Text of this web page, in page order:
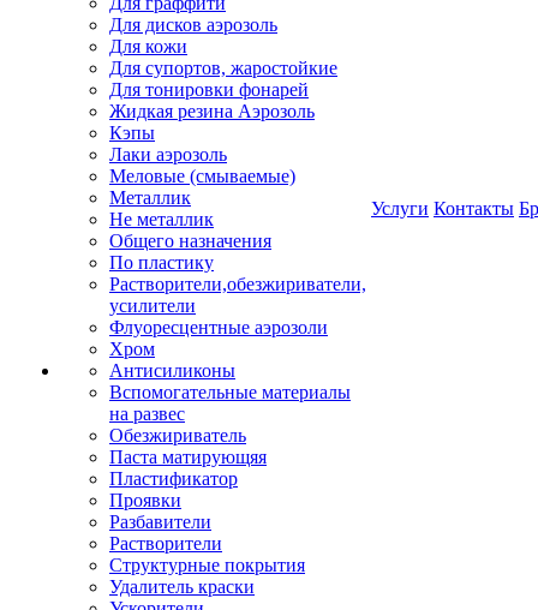
Для дисков аэрозоль
Для кожи
Для супортов, жаростойкие
Для тонировки фонарей
Жидкая резина Аэрозоль
Кэпы
Лаки аэрозоль
Меловые (смываемые)
Металлик
Не металлик
Общего назначения
По пластику
Растворители,обезжириватели,
усилители
Флуоресцентные аэрозоли
Хром
Антисиликоны
Вспомогательные материалы
на развес
Обезжириватель
Паста матирующяя
Пластификатор
Проявки
Разбавители
Растворители
Структурные покрытия
Удалитель краски
Услуги Контакты